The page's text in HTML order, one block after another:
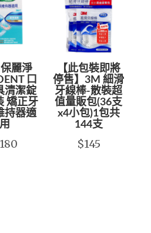
麗淨
口
清潔錠
矯正牙
持器適
用
【此包裝即將
停售】3M 細滑
牙線棒-散裝超
值量販包(36支
x4小包)1包共
144支
$145